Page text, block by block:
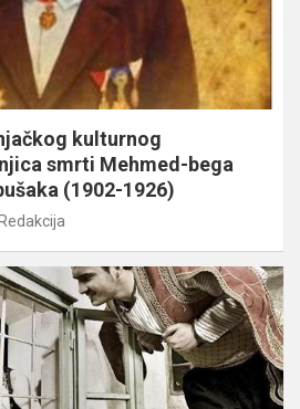
kulturnog
smrti Mehmed-bega
(1902-1926)
Redakcija